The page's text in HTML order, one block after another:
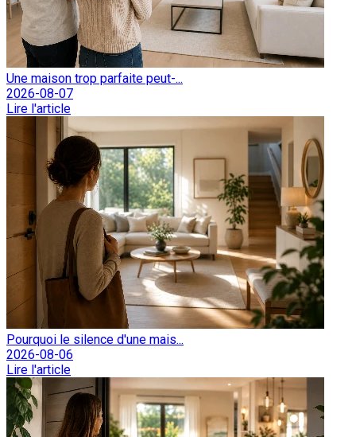
Une maison trop parfaite peut-...
2026-08-07
Lire l'article
Pourquoi le silence d'une mais...
2026-08-06
Lire l'article